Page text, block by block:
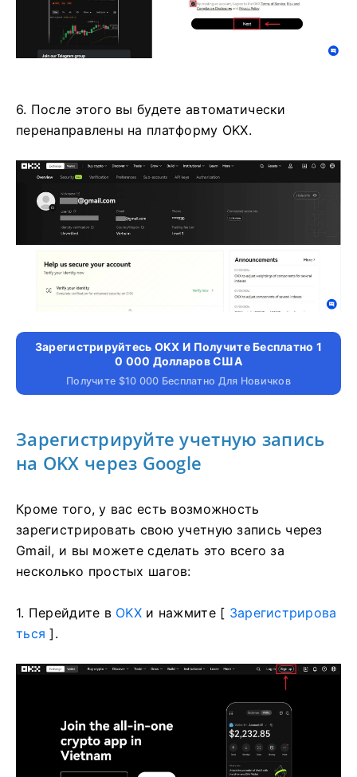
6. После этого вы будете автоматически
перенаправлены на платформу OKX.
Зарегистрируйтесь OKX И Получите Бесплатно 1
0 000 Долларов США
Получите $10 000 Бесплатно Для Новичков
Зарегистрируйте учетную запись
на OKX через Google
Кроме того, у вас есть возможность
зарегистрировать свою учетную запись через
Gmail, и вы можете сделать это всего за
несколько простых шагов:
1. Перейдите в OKX и нажмите [ Зарегистрирова
ться ].